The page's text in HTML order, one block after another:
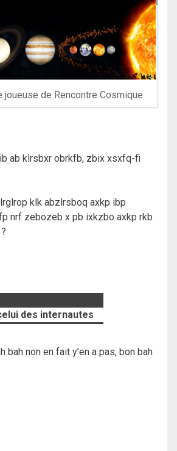
joueuse de Rencontre Cosmique
ab klrsbxr obrkfb, zbix xsxfq-fi
klk abzlrsboq axkp ibp
nrf zebozeb x pb ixkzbo axkp rkb
des internautes
bah non en fait y’en a pas, bon bah